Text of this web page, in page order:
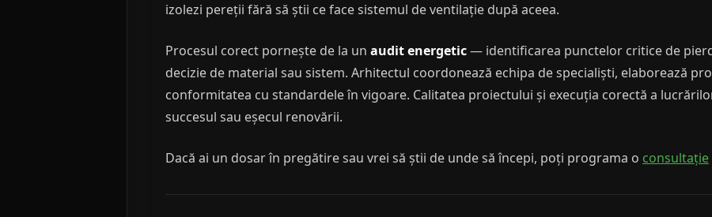
izolezi pereții fără să știi ce face sistemul de ventilație după aceea.
Procesul corect pornește de la un audit energetic— identificarea punctelor critice de
decizie de material sau sistem. Arhitectul coordonează echipa de specialiști, elaborează
conformitatea cu standardele în vigoare. Calitatea proiectului și execuția corectă a
succesul sau eșecul renovării.
Dacă ai un dosar în pregătire sau vrei să știi de unde să începi, poți programa o consultație